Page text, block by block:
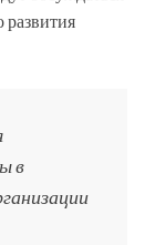
развития
в